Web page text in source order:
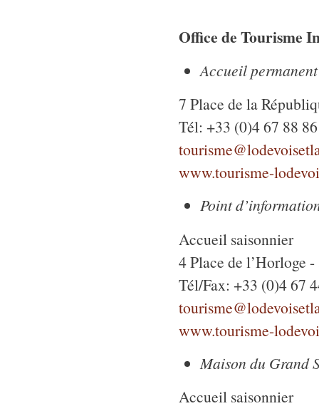
Office de Tourisme
Accueil permanent
7 Place de la
Tél: +33 (0)4 67 88
www.tourisme-
Point
Accueil saisonnier
4 Place de l’Horloge
Tél/Fax: +33 (0)4 67
www.tourisme-
Maison du Grand
Accueil saisonnier